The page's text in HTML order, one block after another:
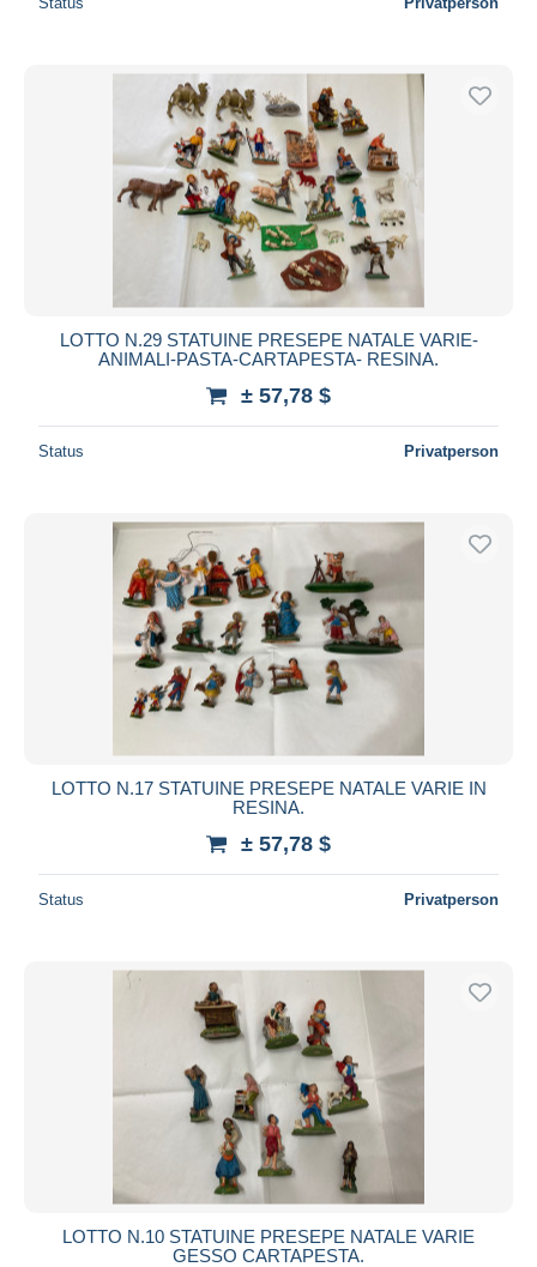
LOTTO N.29 STATUINE PRESEPE NATALE VARIE-
ANIMALI-PASTA-CARTAPESTA- RESINA.
± 57,78 $
Status Privatperson
LOTTO N.17 STATUINE PRESEPE NATALE VARIE IN
RESINA.
± 57,78 $
Status Privatperson
LOTTO N.10 STATUINE PRESEPE NATALE VARIE
GESSO CARTAPESTA.